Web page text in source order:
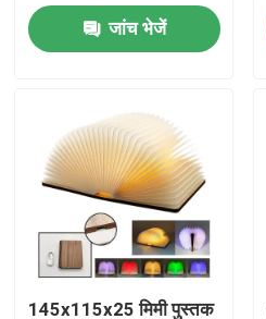
कारखाना भ्रमण
संपर्क करें
एक उद्धरण का अनुरोध करें
पोर्टेबल एलईडी वर्क लाइट्स
जांच भेजें
145x115x25 मिमी पुस्तक